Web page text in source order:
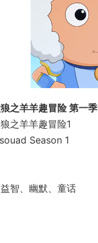
之羊羊趣冒险 第一季
之羊羊趣冒险1
Season 1
智、幽默、童话